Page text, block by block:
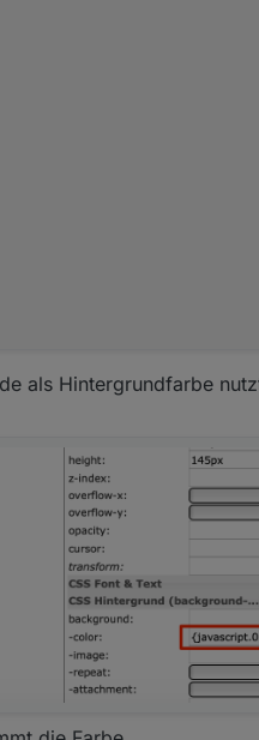
als Hintergrundfarbe